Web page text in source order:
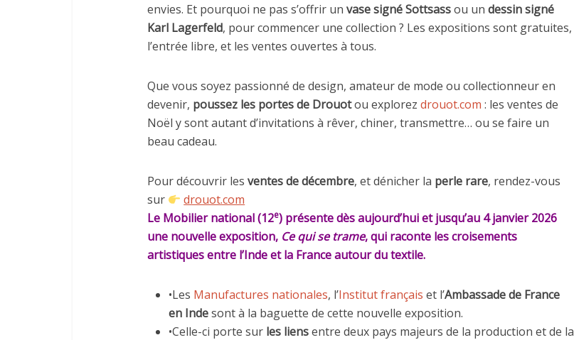
envies. Et pourquoi ne pas s’offrir un vase signé Sottsassou un dessin signé
Karl Lagerfeld, pour commencer une collection ? Les expositions sont gratuites,
l’entrée libre, et les ventes ouvertes à tous.
Que vous soyez passionné de design, amateur de mode ou collectionneur en
devenir, poussez les portes de Drouotou explorez drouot.com : les ventes de
Noël y sont autant d’invitations à rêver, chiner, transmettre… ou se faire un
beau cadeau.
Pour découvrir les ventes de décembre, et dénicher la perle rare, rendez-vous
sur
drouot.com
Le Mobilier national (12e) présente dès aujourd’hui et jusqu’au 4 janvier 2026
une nouvelle exposition, Ce qui se trame, qui raconte les croisements
artistiques entre l’Inde et la France autour du textile.
•Les Manufactures nationales, l’Institut français et l’Ambassade de France
en Indesont à la baguette de cette nouvelle exposition.
•Celle-ci porte sur les liensentre deux pays majeurs de la production et de la